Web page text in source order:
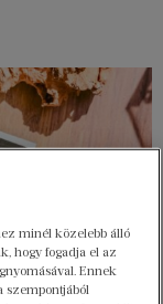
minél közelebb álló
hogy fogadja el az
Ennek
szempontjából